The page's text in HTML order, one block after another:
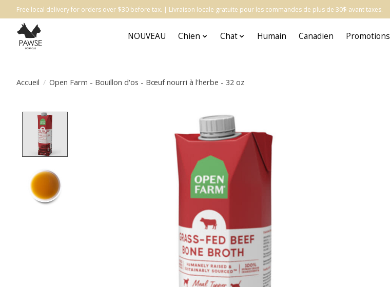
Free local delivery for orders over $30 before tax. | Livraison locale gratuite pour les commandes de plus de 30$ avant taxes.
NOUVEAU Chien Chat Humain Canadien Promotions
Accueil / Open Farm - Bouillon d'os - Bœuf nourri à l'herbe - 32 oz
Product image slideshow Items